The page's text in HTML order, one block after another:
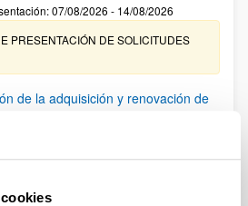
07/08/2026 - 14/08/2026
PRESENTACIÓN DE SOLICITUDES
de la adquisición y renovación de
23/03/2026: Relación